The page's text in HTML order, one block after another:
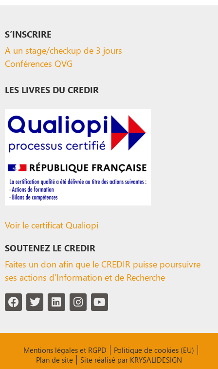
S’INSCRIRE
A un stage/checkup de 3 jours
Conférences QVG
LES LIVRES DU CREDIR
Voir le certificat Qualiopi
SOUTENEZ LE CREDIR
Faites un don afin que le CREDIR puisse poursuivre
ses actions d’Information et de Recherche
Mentions légales et RGPD
Politique de cookies (EU)
Plan de site
Site réalisé par KRYSALIDESIGN